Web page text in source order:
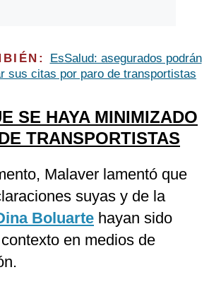
EsSalud: asegurados podrán
sus citas por paro de transportistas
SE HAYA MINIMIZADO
TRANSPORTISTAS
Malaver lamentó que
suyas y de la
Boluarte hayan sido
en medios de